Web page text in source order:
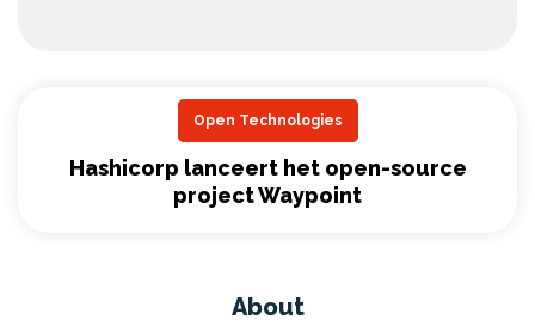
Open Technologies
Hashicorp lanceert het open-source
project Waypoint
About